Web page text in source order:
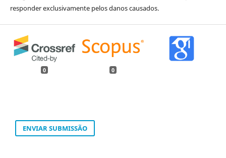
responder exclusivamente pelos danos causados.
0 0
ENVIAR SUBMISSÃO